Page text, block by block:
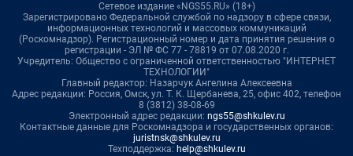
Сетевое издание «NGS55.RU» (18+)
Зарегистрировано Федеральной службой по надзору в сфере связи,
информационных технологий и массовых коммуникаций
(Роскомнадзор). Регистрационный номер и дата принятия решения о
регистрации - ЭЛ № ФС 77 - 78819 от 07.08.2020 г.
Учредитель: Общество с ограниченной ответственностью "ИНТЕРНЕТ
ТЕХНОЛОГИИ"
Главный редактор: Назарчук Ангелина Алексеевна
Адрес редакции: Россия, Омск, ул. Т. К. Щербанева, 25, офис 402, телефон
8 (3812) 38-08-69
Электронный адрес редакции: ngs55@shkulev.ru
Контактные данные для Роскомнадзора и государственных органов:
juristnsk@shkulev.ru
Техподдержка: help@shkulev.ru